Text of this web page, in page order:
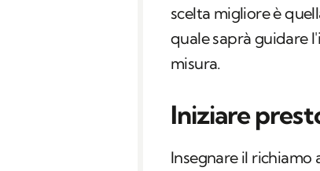
scelta migliore è
quale saprà guidare
misura.
Iniziare
Insegnare il richiamo